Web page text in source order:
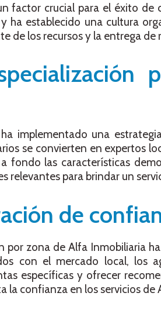
factor crucial para el éxito
ha establecido una cultura
de los recursos y la entrega
implementado una
se convierten en expertos
fondo las características
relevantes para brindar un
de
por zona de Alfa Inmobiliaria
con el mercado local, los
específicas y ofrecer
la confianza en los servicios de